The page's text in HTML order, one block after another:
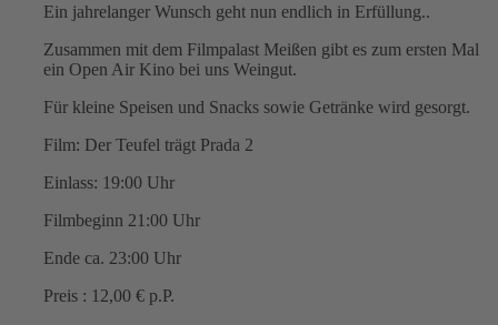
Ein jahrelanger Wunsch geht nun endlich in Erfüllung..
Zusammen mit dem Filmpalast Meißen gibt es zum ersten Mal
ein Open Air Kino bei uns Weingut.
Für kleine Speisen und Snacks sowie Getränke wird gesorgt.
Film: Der Teufel trägt Prada 2
Einlass: 19:00 Uhr
Filmbeginn 21:00 Uhr
Ende ca. 23:00 Uhr
Preis : 12,00 € p.P.